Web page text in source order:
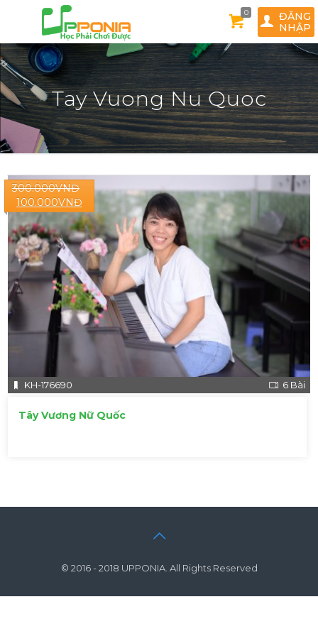
0
ĐĂNG
NHẬP
Tay Vuong Nu Quoc
KH-176690 6 Bài
Tây Vương Nữ Quốc
300.000VNĐ
100.000VNĐ
© 2016 - 2018 UPPONIA. All Rights Reserved